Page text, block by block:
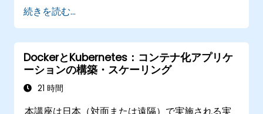
理、セキュリティ対策、監視手法および
OpenShift運用術までを扱います。受講者は現代
的なコンテナプラットフォームの運営能力ならび
に開発環境および本番環境におけるトラブル解決
スキルを習得します。
続きを読む...
DockerとKubernetes：コンテナ化アプリケ
ーションの構築・スケーリング
21 時間
本講座は日本（対面または遠隔）で実施される実